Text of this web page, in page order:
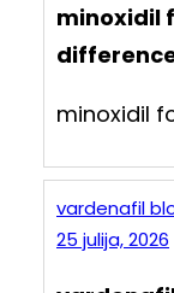
minoxidil
minoxidil
vardenafil
25 julija, 2026